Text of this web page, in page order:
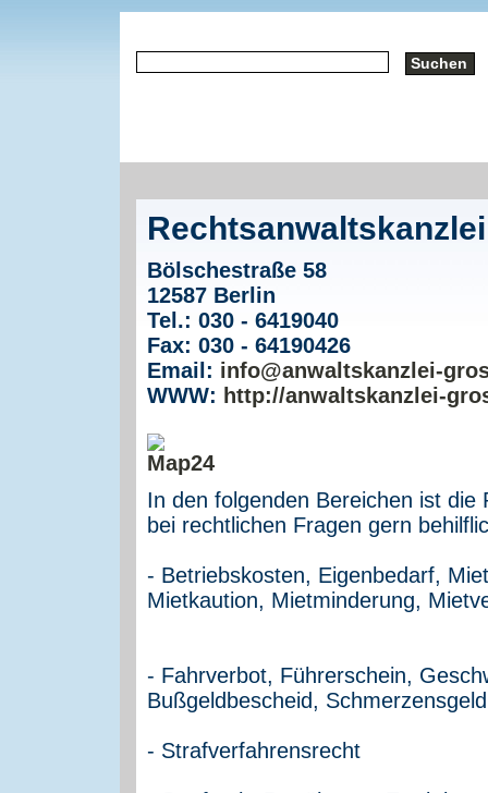
Bölschestraße 58
12587 Berlin
Tel.: 030 - 6419040
Fax: 030 - 64190426
Email: info@anwaltskanzlei-
WWW: http://anwaltskanzlei-
In den folgenden Bereichen ist
bei rechtlichen Fragen gern
- Betriebskosten, Eigenbedarf,
Mietkaution, Mietminderung,
- Fahrverbot, Führerschein,
Bußgeldbescheid,
- Strafverfahrensrecht